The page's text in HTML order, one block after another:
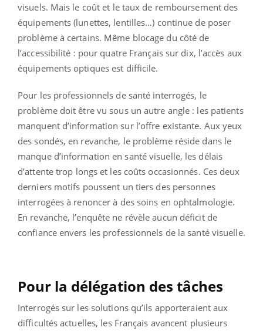
visuels. Mais le coût et le taux de remboursement des
équipements (lunettes, lentilles…) continue de poser
problème à certains. Même blocage du côté de
l’accessibilité : pour quatre Français sur dix, l’accès aux
équipements optiques est difficile.
Pour les professionnels de santé interrogés, le
problème doit être vu sous un autre angle : les patients
manquent d’information sur l’offre existante. Aux yeux
des sondés, en revanche, le problème réside dans le
manque d’information en santé visuelle, les délais
d’attente trop longs et les coûts occasionnés. Ces deux
derniers motifs poussent un tiers des personnes
interrogées à renoncer à des soins en ophtalmologie.
En revanche, l’enquête ne révèle aucun déficit de
confiance envers les professionnels de la santé visuelle.
Pour la délégation des tâches
Interrogés sur les solutions qu’ils apporteraient aux
difficultés actuelles, les Français avancent plusieurs